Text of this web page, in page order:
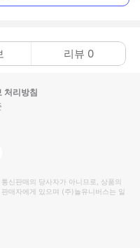
리뷰 0
처리방침
신판매의 당사자가 아니므로, 상품의
매자에게 있으며 (주)놀유니버스는 일